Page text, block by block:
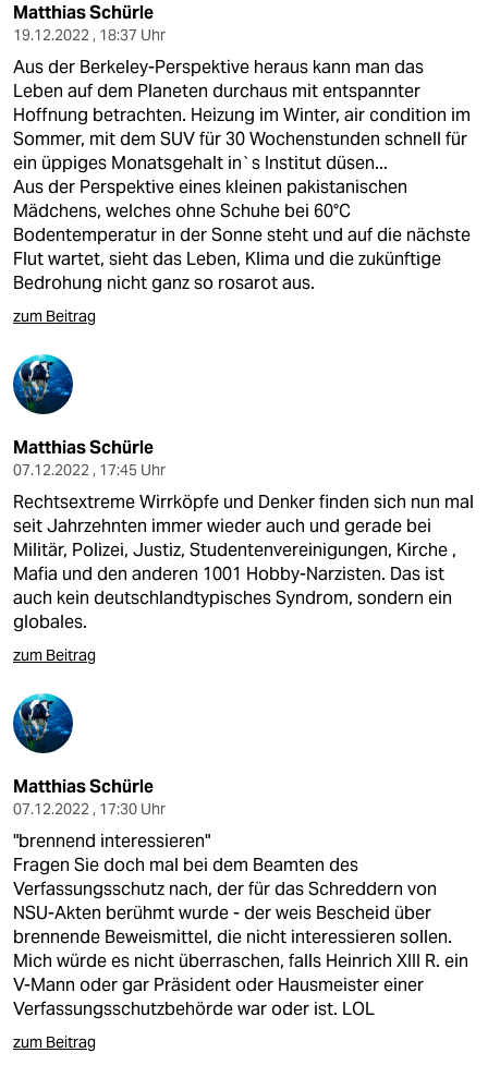
Matthias Schürle
19.12.2022 , 18:37 Uhr
Aus der Berkeley-Perspektive heraus kann man das
Leben auf dem Planeten durchaus mit entspannter
Hoffnung betrachten. Heizung im Winter, air condition im
Sommer, mit dem SUV für 30 Wochenstunden schnell für
ein üppiges Monatsgehalt in`s Institut düsen...
Aus der Perspektive eines kleinen pakistanischen
Mädchens, welches ohne Schuhe bei 60°C
Bodentemperatur in der Sonne steht und auf die nächste
Flut wartet, sieht das Leben, Klima und die zukünftige
Bedrohung nicht ganz so rosarot aus.
zum Beitrag
Matthias Schürle
07.12.2022 , 17:45 Uhr
Rechtsextreme Wirrköpfe und Denker finden sich nun mal
seit Jahrzehnten immer wieder auch und gerade bei
Militär, Polizei, Justiz, Studentenvereinigungen, Kirche ,
Mafia und den anderen 1001 Hobby-Narzisten. Das ist
auch kein deutschlandtypisches Syndrom, sondern ein
globales.
zum Beitrag
Matthias Schürle
07.12.2022 , 17:30 Uhr
"brennend interessieren"
Fragen Sie doch mal bei dem Beamten des
Verfassungsschutz nach, der für das Schreddern von
NSU-Akten berühmt wurde - der weis Bescheid über
brennende Beweismittel, die nicht interessieren sollen.
Mich würde es nicht überraschen, falls Heinrich XIII R. ein
V-Mann oder gar Präsident oder Hausmeister einer
Verfassungsschutzbehörde war oder ist. LOL
zum Beitrag